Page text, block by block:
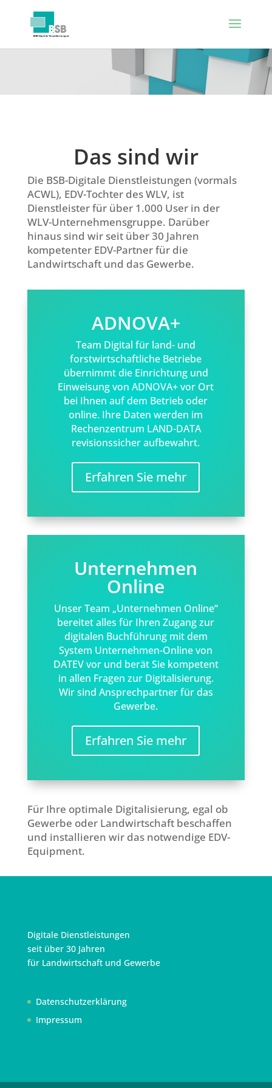
Das sind wir
Die BSB-Digitale Dienstleistungen (vormals
ACWL), EDV-Tochter des WLV, ist
Dienstleister für über 1.000 User in der
WLV-Unternehmensgruppe. Darüber
hinaus sind wir seit über 30 Jahren
kompetenter EDV-Partner für die
Landwirtschaft und das Gewerbe.
ADNOVA+
Team Digital für land- und
forstwirtschaftliche Betriebe
übernimmt die Einrichtung und
Einweisung von ADNOVA+ vor Ort
bei Ihnen auf dem Betrieb oder
online. Ihre Daten werden im
Rechenzentrum LAND-DATA
revisionssicher aufbewahrt.
Erfahren Sie mehr
Unternehmen
Online
Unser Team „Unternehmen Online“
bereitet alles für Ihren Zugang zur
digitalen Buchführung mit dem
System Unternehmen-Online von
DATEV vor und berät Sie kompetent
in allen Fragen zur Digitalisierung.
Wir sind Ansprechpartner für das
Gewerbe.
Erfahren Sie mehr
Für Ihre optimale Digitalisierung, egal ob
Gewerbe oder Landwirtschaft beschaffen
und installieren wir das notwendige EDV-
Equipment.
Digitale Dienstleistungen
seit über 30 Jahren
für Landwirtschaft und Gewerbe
Datenschutzerklärung
Impressum